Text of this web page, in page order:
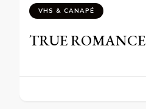
VHS & CANAPÉ
TRUE ROMANCE